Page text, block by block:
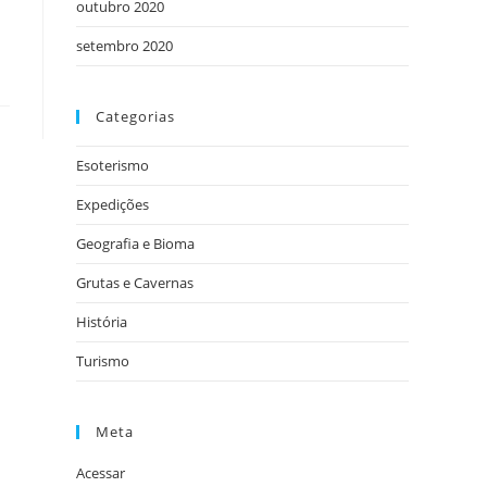
outubro 2020
setembro 2020
Categorias
Esoterismo
Expedições
Geografia e Bioma
Grutas e Cavernas
História
Turismo
Meta
Acessar